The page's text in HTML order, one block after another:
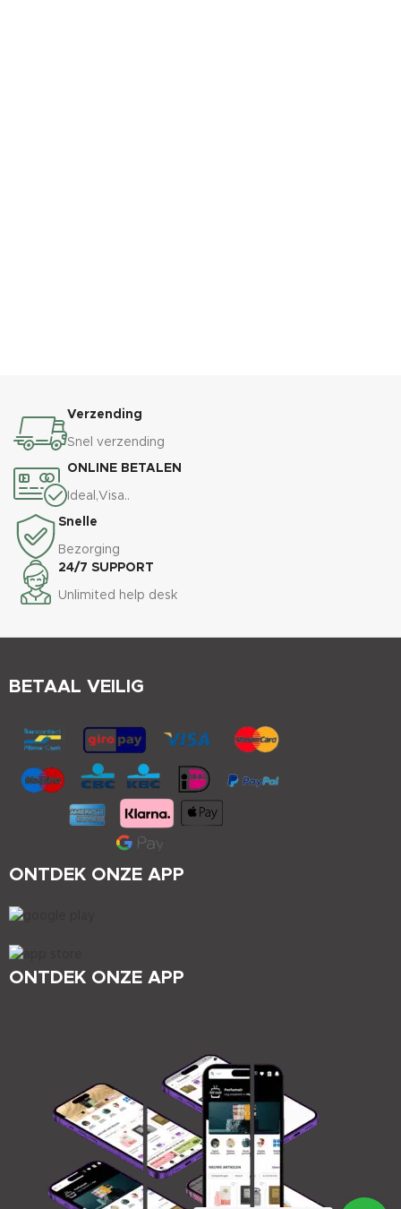
Verzending
Snel verzending
ONLINE BETALEN
Ideal,Visa..
Snelle
Bezorging
24/7 SUPPORT
Unlimited help desk
ONTDEK ONZE APP
ONTDEK ONZE APP
BETAAL VEILIG